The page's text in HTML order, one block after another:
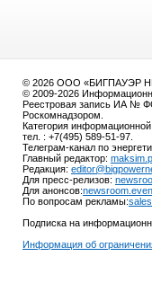
© 2026 ООО «БИГПАУЭР
© 2009-2026
Реестровая запись ИА №
Роскомнадзором.
Категория
тел. : +7(495) 589-51-97.
Телеграм-канал по
Главный редактор:
Редакция:
Для пресс-релизов:
Для анонсов:
По вопросам рекламы:
Подписка на
Информация об